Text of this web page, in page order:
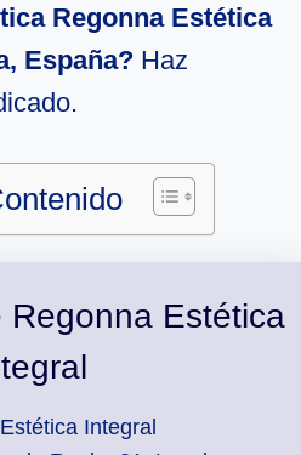
Regonna Estética
España? Haz
Regonna Estética
Integral